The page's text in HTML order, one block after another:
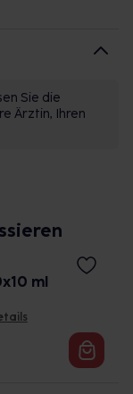
Sie die
Ärztin, Ihren
ml